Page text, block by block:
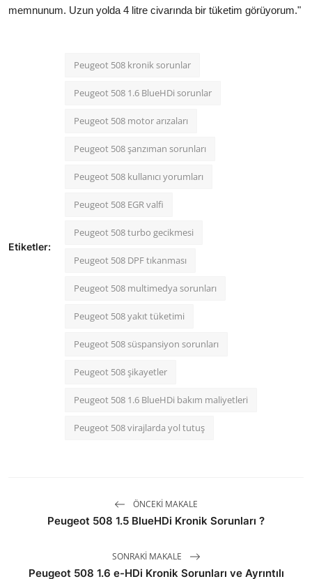
memnunum. Uzun yolda 4 litre civarında bir tüketim görüyorum."
Etiketler:
Peugeot 508 kronik sorunlar
Peugeot 508 1.6 BlueHDi sorunlar
Peugeot 508 motor arızaları
Peugeot 508 şanzıman sorunları
Peugeot 508 kullanıcı yorumları
Peugeot 508 EGR valfi
Peugeot 508 turbo gecikmesi
Peugeot 508 DPF tıkanması
Peugeot 508 multimedya sorunları
Peugeot 508 yakıt tüketimi
Peugeot 508 süspansiyon sorunları
Peugeot 508 şikayetler
Peugeot 508 1.6 BlueHDi bakım maliyetleri
Peugeot 508 virajlarda yol tutuş
ÖNCEKI MAKALE
Peugeot 508 1.5 BlueHDi Kronik Sorunları ?
SONRAKI MAKALE
Peugeot 508 1.6 e-HDi Kronik Sorunları ve Ayrıntılı